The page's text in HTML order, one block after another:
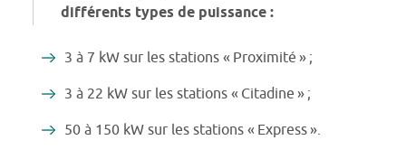
différents types de puissance :
3 à 7 kW sur les stations « Proximité » ;
3 à 22 kW sur les stations « Citadine » ;
50 à 150 kW sur les stations « Express ».